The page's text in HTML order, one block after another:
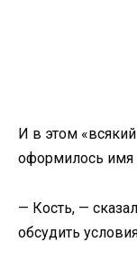
И в этом
оформилось имя
— Кость, —
обсудить